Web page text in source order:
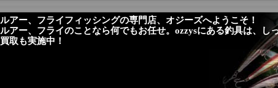
ルアー、フライフィッシングの専門店、オジーズへようこそ！
ルアー、フライのことなら何でもお任せ。ozzysにある釣具は、し
買取も実施中！